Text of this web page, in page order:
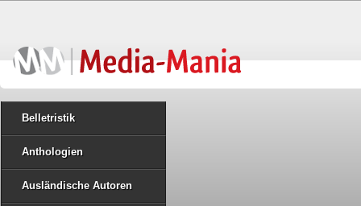
Belletristik
Anthologien
Ausländische Autoren